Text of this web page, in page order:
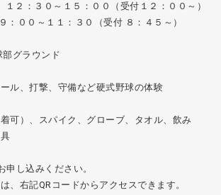
２：３０～１５：００（受付１２：００～）
００～１１：３０（受付 ８：４５～）
グラウンド
ル、打撃、守備など硬式野球の体験
可）、スパイク、グローブ、タオル、飲み
申し込みください。
、右記QRコードからアクセスできます。